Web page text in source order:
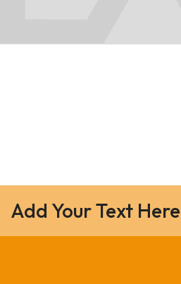
Add Your Text Here